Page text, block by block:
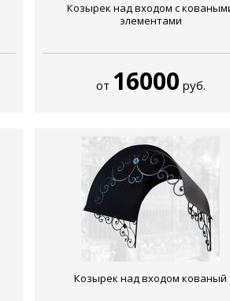
Козырек над входом с
элементами
от 16000 руб.
Козырек над входом кованый